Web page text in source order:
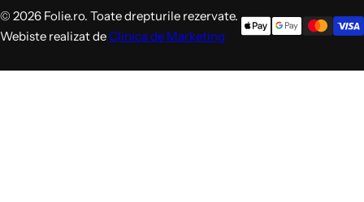
© 2026 Folie.ro. Toate drepturile rezervate.
Webiste realizat deClinica de Marketing